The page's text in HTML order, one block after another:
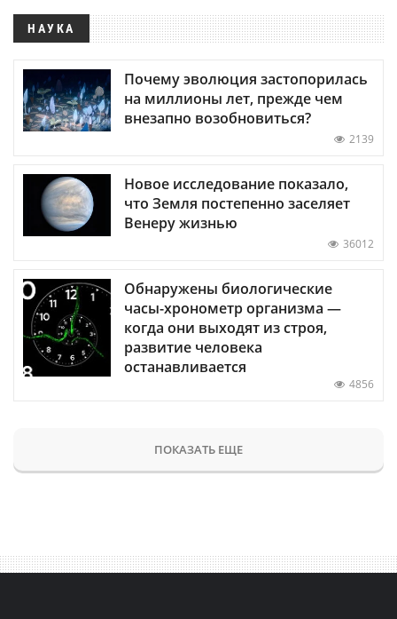
НАУКА
Почему эволюция застопорилась
на миллионы лет, прежде чем
внезапно возобновиться?
2139
Новое исследование показало,
что Земля постепенно заселяет
Венеру жизнью
36012
Обнаружены биологические
часы-хронометр организма —
когда они выходят из строя,
развитие человека
останавливается
4856
ПОКАЗАТЬ ЕЩЕ